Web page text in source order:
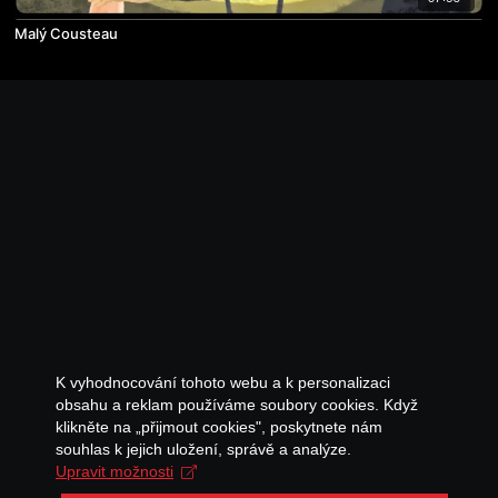
Malý Cousteau
K vyhodnocování tohoto webu a k personalizaci
obsahu a reklam používáme soubory cookies. Když
klikněte na „přijmout cookies", poskytnete nám
souhlas k jejich uložení, správě a analýze.
Upravit možnosti